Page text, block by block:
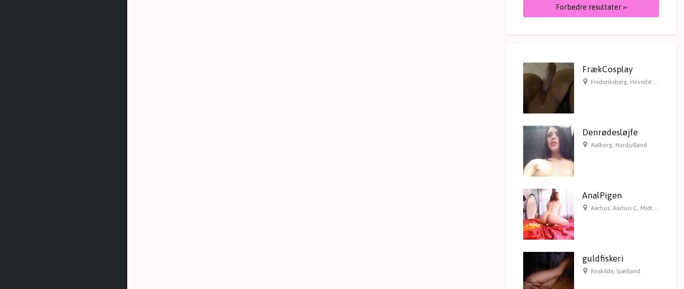
Forbedre resultater ››
FrækCosplay
Frederiksberg, Hovedstaden
Denrødesløjfe
Aalborg, Nordjylland
AnalPigen
Aarhus, Aarhus C, Midtjylland
guldfiskeri
Roskilde, Sjælland